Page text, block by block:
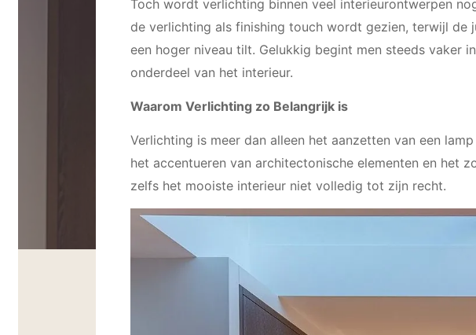
Toch wordt verlichting binnen veel interieurontwerpen
de verlichting als finishing touch wordt gezien, terwijl de
een hoger niveau tilt. Gelukkig begint men steeds vaker
onderdeel van het interieur.
Waarom Verlichting zo Belangrijk is
Verlichting is meer dan alleen het aanzetten van een
het accentueren van architectonische elementen en
zelfs het mooiste interieur niet volledig tot zijn recht.